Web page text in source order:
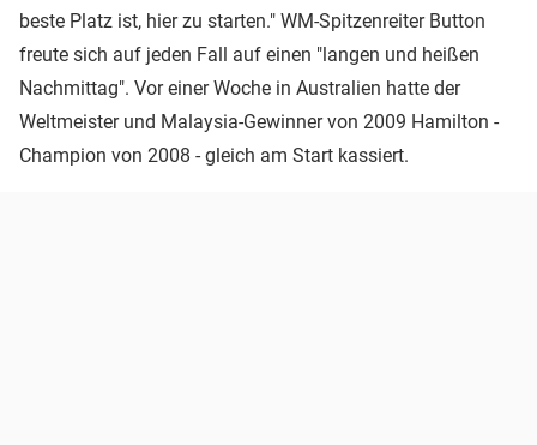
beste Platz ist, hier zu starten." WM-Spitzenreiter Button
freute sich auf jeden Fall auf einen "langen und heißen
Nachmittag". Vor einer Woche in Australien hatte der
Weltmeister und Malaysia-Gewinner von 2009 Hamilton -
Champion von 2008 - gleich am Start kassiert.